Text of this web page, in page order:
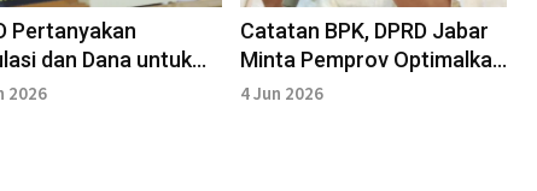
Pertanyakan
dan Dana untuk
70 Ribu Siswa
2026
Catatan BPK, DPRD Jabar
Minta Pemprov Optimalkan
Aset Daerah
4 Jun 2026